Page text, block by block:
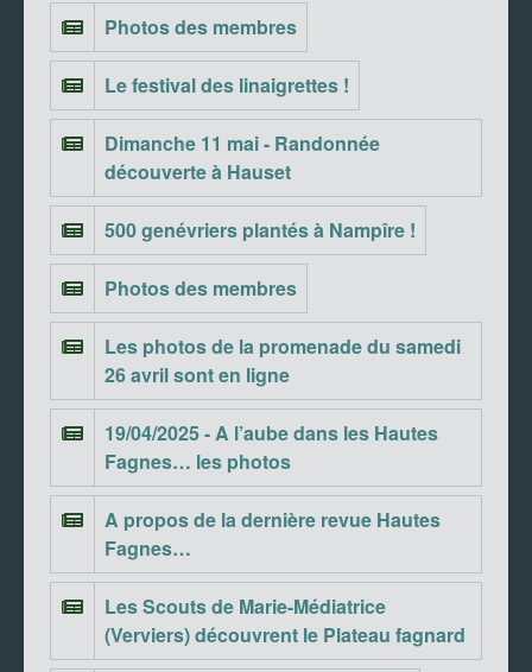
Photos des membres
Le festival des linaigrettes !
Dimanche 11 mai - Randonnée
découverte à Hauset
500 genévriers plantés à Nampîre !
Photos des membres
Les photos de la promenade du samedi
26 avril sont en ligne
19/04/2025 - A l’aube dans les Hautes
Fagnes… les photos
A propos de la dernière revue Hautes
Fagnes…
Les Scouts de Marie-Médiatrice
(Verviers) découvrent le Plateau fagnard